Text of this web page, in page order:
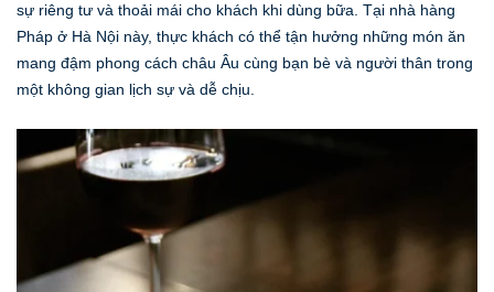
sự riêng tư và thoải mái cho khách khi dùng bữa. Tại nhà hàng
Pháp ở Hà Nội này, thực khách có thể tận hưởng những món ăn
mang đậm phong cách châu Âu cùng bạn bè và người thân trong
một không gian lịch sự và dễ chịu.